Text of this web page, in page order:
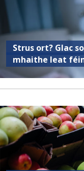
Strus ort? Glac
mhaithe leat